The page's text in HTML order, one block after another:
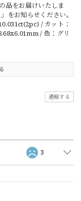
品をお届けいたしま
をお知らせください。
/ カット：
/ 色：グリ
通報する
3